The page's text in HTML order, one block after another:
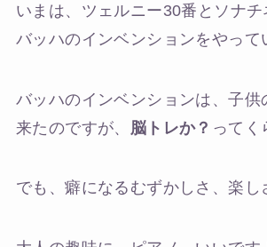
いまは、ツェルニー30番とソナチ
バッハのインベンションをやって
バッハのインベンションは、子供
来たのですが、
脳トレか？ ってく
でも、癖になるむずかしさ、楽し